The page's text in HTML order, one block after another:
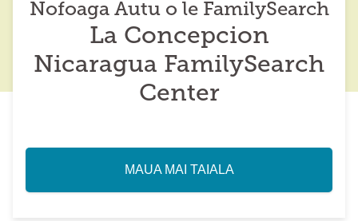
Nofoaga Autu o le FamilySearch
La Concepcion
Nicaragua FamilySearch
Center
MAUA MAI TAIALA